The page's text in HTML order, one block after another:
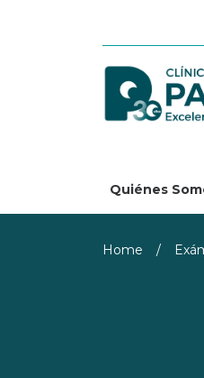
Quiénes
Home /